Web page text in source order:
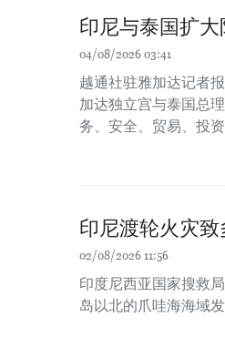
印尼与泰国扩
04/08/2026 03:41
越通社驻雅加达记者
加达独立宫与泰国总
务、安全、贸易、投
印尼渡轮火灾
02/08/2026 11:56
印度尼西亚国家搜救
岛以北的爪哇海海域